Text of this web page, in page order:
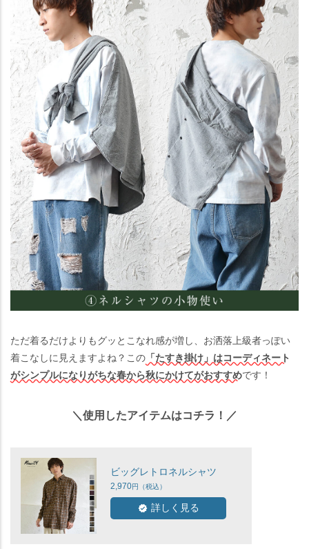
ただ着るだけよりもグッとこなれ感が増し、お洒落上級者っぽい
着こなしに見えますよね？この 「たすき掛け」はコーディネート
がシンプルになりがちな春から秋にかけてがおすすめです！
＼使用したアイテムはコチラ！／
ビッグレトロネルシャツ
2,970
詳しく見る